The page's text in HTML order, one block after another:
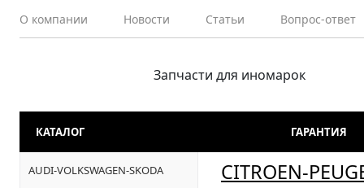
О компании Новости Статьи Вопрос-ответ
Запчасти для иномарок
КАТАЛОГ ГАРАНТИЯ
AUDI-VOLKSWAGEN-SKODA CITROEN-